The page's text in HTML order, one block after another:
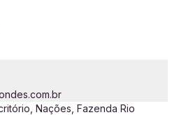
Nações, Fazenda Rio